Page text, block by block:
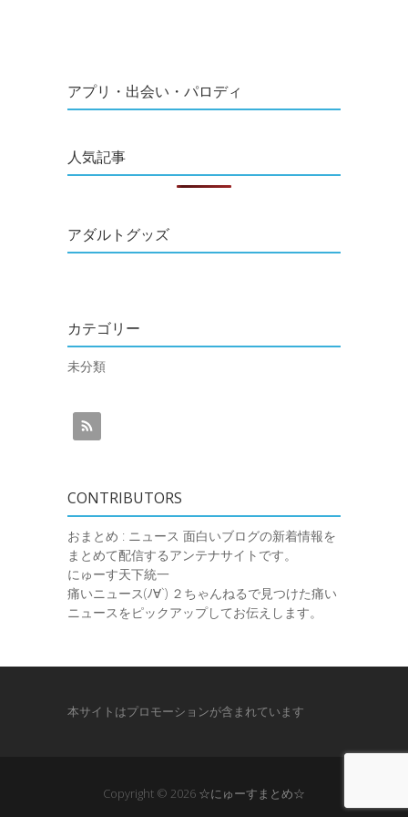
アプリ・出会い・パロディ
人気記事
アダルトグッズ
カテゴリー
未分類
CONTRIBUTORS
おまとめ : ニュース 面白いブログの新着情報を
まとめて配信するアンテナサイトです。
にゅーす天下統一
痛いニュース(ﾉ∀`) ２ちゃんねるで見つけた痛い
ニュースをピックアップしてお伝えします。
本サイトはプロモーションが含まれています
Copyright © 2026 ☆にゅーすまとめ☆